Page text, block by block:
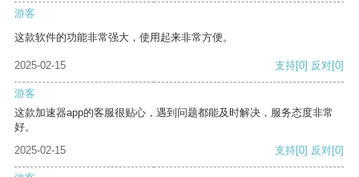
游客
这款软件的功能非常强大，使用起来非常方便。
2025-02-15 支持[0] 反对[0]
游客
这款加速器app的客服很贴心，遇到问题都能及时解决，服务态度非常
好。
2025-02-15
支持[0] 反对[0]